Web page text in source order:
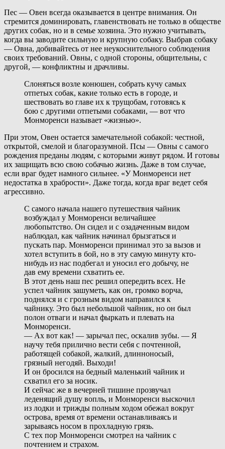
Пес — Овен всегда оказывается в центре внимания. Он
стремится доминировать, главенствовать не только в обществе
других собак, но и в семье хозяина. Это нужно учитывать,
когда вы заводите сильную и крупную собаку. Выбрав собаку
— Овна, добивайтесь от нее неукоснительного соблюдения
своих требований. Овны, с одной стороны, общительны, с
другой, — конфликтны и драчливы.
Слоняться возле конюшен, собрать кучу самых
отпетых собак, какие только есть в городе, и
шествовать во главе их к трущобам, готовясь к
бою с другими отпетыми собаками, — вот что
Монморенси называет «жизнью».
При этом, Овен остается замечательной собакой: честной,
открытой, смелой и благоразумной. Псы — Овны с самого
рождения преданы людям, с которыми живут рядом. И готовы
их защищать всю свою собачью жизнь. Даже в том случае,
если враг будет намного сильнее. «У Монморенси нет
недостатка в храбрости». Даже тогда, когда враг ведет себя
агрессивно.
С самого начала нашего путешествия чайник
возбуждал у Монморенси величайшее
любопытство. Он сидел и с озадаченным видом
наблюдал, как чайник начинал брызгаться и
пускать пар. Монморенси принимал это за вызов и
хотел вступить в бой, но в эту самую минуту кто-
нибудь из нас подбегал и уносил его добычу, не
дав ему времени схватить ее.
В этот день наш пес решил опередить всех. Не
успел чайник зашуметь, как он, громко ворча,
поднялся и с грозным видом направился к
чайнику. Это был небольшой чайник, но он был
полон отваги и начал фыркать и плевать на
Монморенси.
— Ах вот как! — зарычал пес, оскалив зубы. — Я
научу тебя прилично вести себя с почтенной,
работящей собакой, жалкий, длинноносый,
грязный негодяй. Выходи!
И он бросился на бедный маленький чайник и
схватил его за носик.
И сейчас же в вечерней тишине прозвучал
леденящий душу вопль, и Монморенси выскочил
из лодки и трижды полным ходом обежал вокруг
острова, время от времени останавливаясь и
зарываясь носом в прохладную грязь.
С тех пор Монморенси смотрел на чайник с
почтением и страхом.